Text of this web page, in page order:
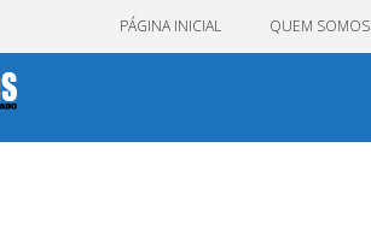
PÁGINA INICIAL QUEM SOMOS